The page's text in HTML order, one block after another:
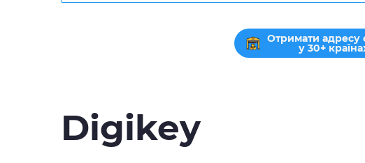
Отримати адресу
у 30+
Digikey